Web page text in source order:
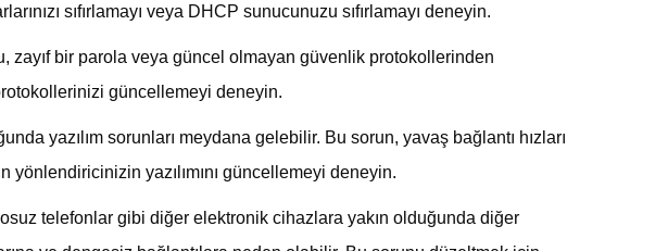
sıfırlamayı veya DHCP sunucunuzu sıfırlamayı deneyin.
zayıf bir parola veya güncel olmayan güvenlik protokollerinden
güncellemeyi deneyin.
yazılım sorunları meydana gelebilir. Bu sorun, yavaş bağlantı hızları
yazılımını güncellemeyi deneyin.
telefonlar gibi diğer elektronik cihazlara yakın olduğunda diğer